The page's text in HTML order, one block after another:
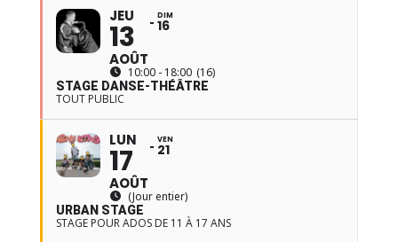
JEU
13
AOÛT
DIM
16
10:00 - 18:00 (16)
STAGE DANSE-THÉÂTRE
TOUT PUBLIC
LUN
17
AOÛT
VEN
21
(Jour entier)
URBAN STAGE
STAGE POUR ADOS DE 11 À 17 ANS